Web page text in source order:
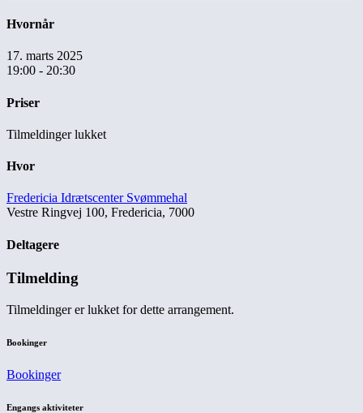
Hvornår
17. marts 2025
19:00 - 20:30
Priser
Tilmeldinger lukket
Hvor
Fredericia Idrætscenter Svømmehal
Vestre Ringvej 100, Fredericia, 7000
Deltagere
Tilmelding
Tilmeldinger er lukket for dette arrangement.
Bookinger
Bookinger
Engangs aktiviteter